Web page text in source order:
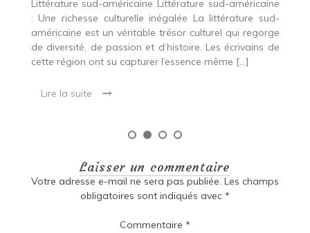
Laisser un commentaire
Votre adresse e-mail ne sera pas publiée. Les champs
obligatoires sont indiqués avec *
Commentaire *